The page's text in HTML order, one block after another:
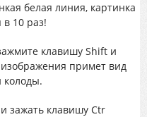
белая линия, картинка
в 10 раз!
клавишу Shift и
примет вид
колоды.
зажать клавишу Ctr